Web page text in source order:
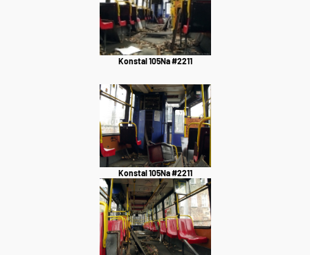
Konstal 105Na #2211
Konstal 105Na #2211